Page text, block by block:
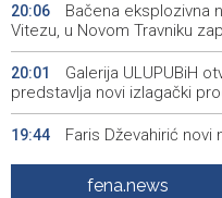
20:06
Bačena eksplozivna
Vitezu, u Novom Travniku
20:01
Galerija ULUPUBiH
predstavlja novi izlagački
19:44 Faris Dževahirić
Announcement of
fena.news